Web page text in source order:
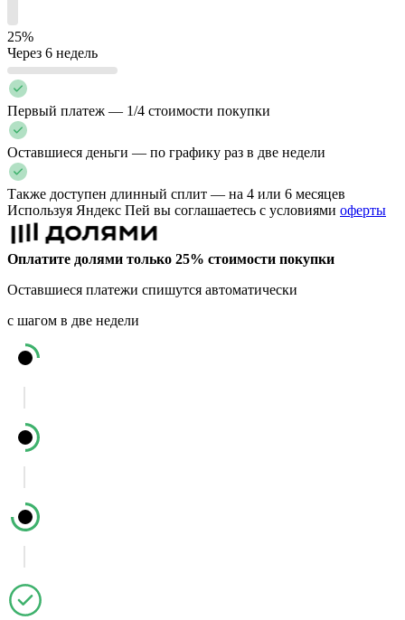
25%
Через 6 недель
Первый платеж — 1/4 стоимости покупки
Оставшиеся деньги — по графику раз в две недели
Также доступен длинный сплит — на 4 или 6 месяцев
Используя Яндекс Пей вы соглашаетесь с условиями оферты
Оплатите долями только 25% стоимости покупки
Оставшиеся платежи спишутся автоматически
с шагом в две недели